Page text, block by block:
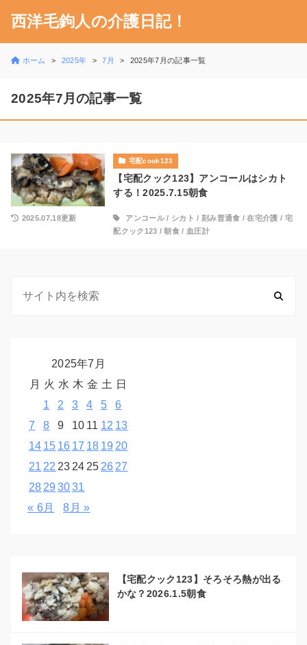
西洋毛鉤人の介護日記！
ホーム 2025年 7月 2025年7月の記事一覧
2025年7月の記事一覧
宅配cook123
【宅配クック123】アンコールはシカト
する！2025.7.15朝食
2025.07.18更新 アンコール/ シカト / 刻み普通食 /在宅介護 / 宅
配クック123 /朝食 / 血圧計
2025年7月
月 火 水 木 金 土 日
1
2 3 4 5
6
7
8 9 10 11 12 13
14 15 16 17 18 19 20
21 22 23 24 25 26 27
28 29 3031
« 6月
8月 »
【宅配クック123】そろそろ熱が出る
かな？2026.1.5朝食